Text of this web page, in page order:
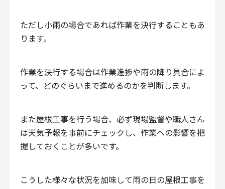
ただし小雨の場合であれば作業を決行することもあ
ります。
作業を決行する場合は作業進捗や雨の降り具合によ
って、どのぐらいまで進めるのかを判断します。
また屋根工事を行う場合、必ず現場監督や職人さん
は天気予報を事前にチェックし、作業への影響を把
握しておくことが多いです。
こうした様々な状況を加味して雨の日の屋根工事を